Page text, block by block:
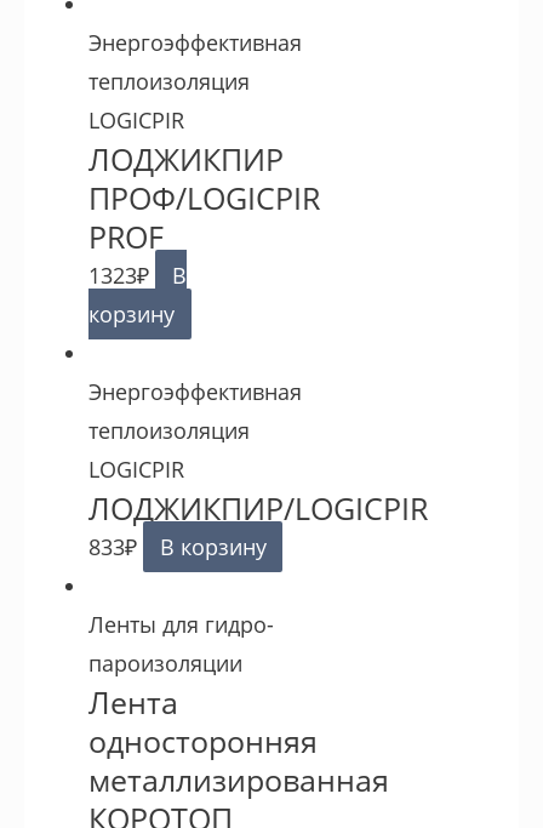
Энергоэффективная
теплоизоляция
LOGICPIR
ЛОДЖИКПИР
ПРОФ/LOGICPIR
PROF
1323₽
В
корзину
Энергоэффективная
теплоизоляция
LOGICPIR
ЛОДЖИКПИР/LOGICPIR
833₽ В корзину
Ленты для гидро-
пароизоляции
Лента
односторонняя
металлизированная
КОРОТОП